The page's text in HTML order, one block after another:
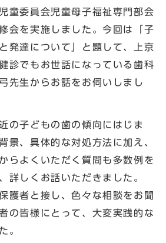
童委員会児童母子福祉専門部会
会を実施しました。今回は「子
発達について」と題して、上京
診でもお世話になっている歯科
先生からお話をお伺いしまし
の子どもの歯の傾向にはじま
景、具体的な対処方法に加え、
らよくいただく質問も多数例を
詳しくお話いただきました。
護者と接し、色々な相談をお聞
の皆様にとって、大変実践的な
。